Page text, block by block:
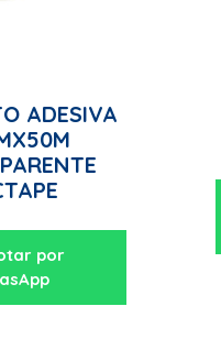
ADESIVA
por